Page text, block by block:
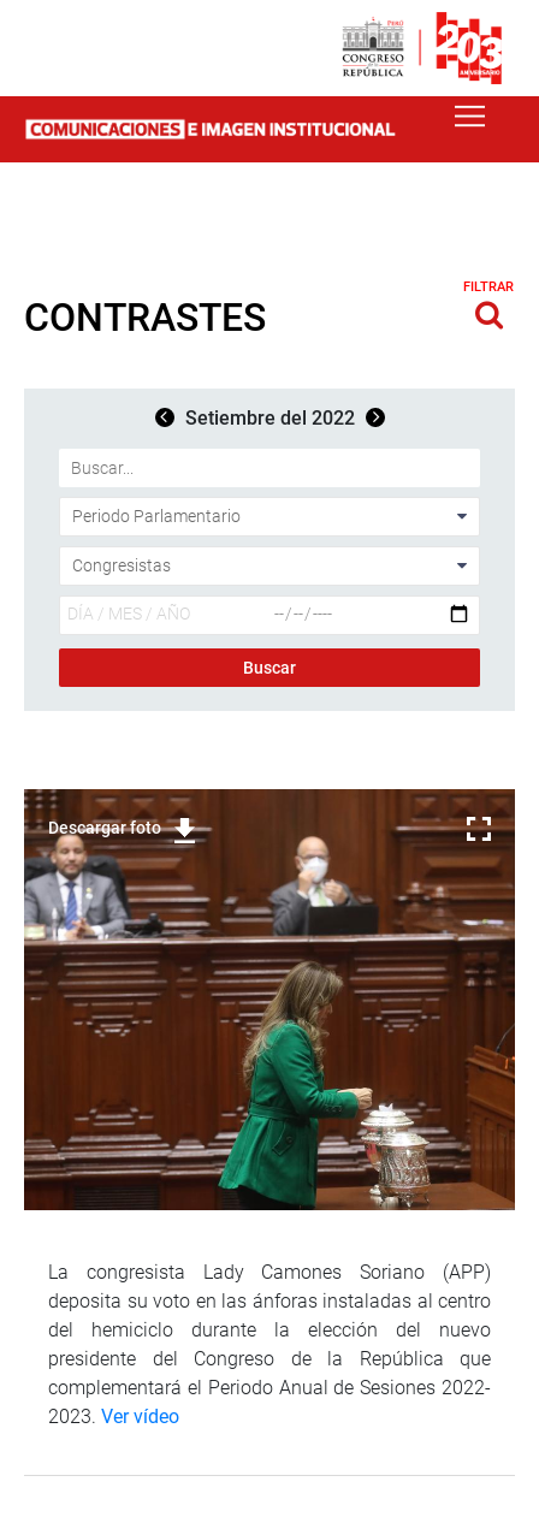
CONTRASTES
FILTRAR
Setiembre del 2022
Descargar foto
La congresista Lady Camones Soriano (APP)
deposita su voto en las ánforas instaladas al centro
del hemiciclo durante la elección del nuevo
presidente del Congreso de la República que
complementará el Periodo Anual de Sesiones 2022-
2023. Ver vídeo